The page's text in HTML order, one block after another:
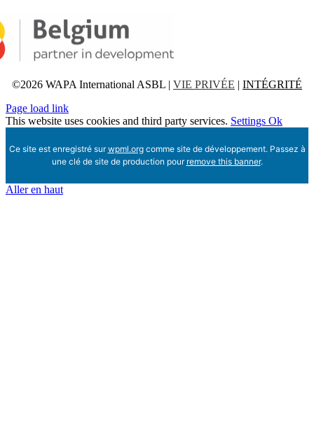
©2026 WAPA International ASBL | VIE PRIVÉE | INTÉGRITÉ
Page load link
This website uses cookies and third party services. Settings Ok
Ce site est enregistré surwpml.orgcomme site de développement. Passez à
une clé de site de production pour remove this banner.
Aller en haut